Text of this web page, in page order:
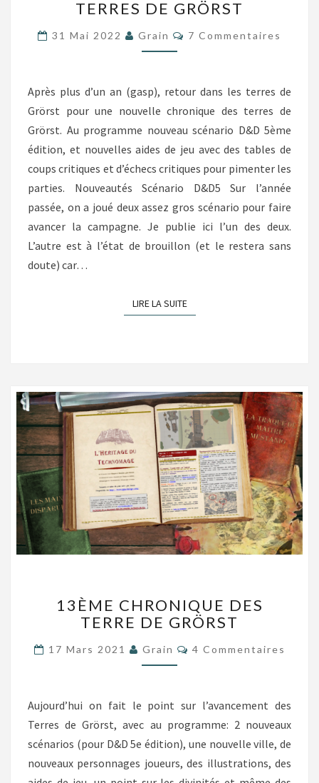
DES
DE
GRÖRST
TERRES DE GRÖRST
31 Mai 2022 Grain Commentaires
7 Commentaires
Après plus d’un an (gasp), retour dans les terres de
Grörst pour une nouvelle chronique des terres de
Grörst. Au programme nouveau scénario D&D 5ème
édition, et nouvelles aides de jeu avec des tables de
coups critiques et d’échecs critiques pour pimenter les
parties. Nouveautés Scénario D&D5 Sur l’année
passée, on a joué deux assez gros scénario pour faire
avancer la campagne. Je publie ici l’un des deux.
L’autre est à l’état de brouillon (et le restera sans
doute) car…
LIRE LA SUITELIRE LA SUITE
CHRONIQUE
DES
DE
GRÖRST
13ÈME CHRONIQUE DES
TERRE DE GRÖRST
17 Mars 2021 Grain Commentaires
4 Commentaires
Aujourd’hui on fait le point sur l’avancement des
Terres de Grörst, avec au programme: 2 nouveaux
scénarios (pour D&D 5e édition), une nouvelle ville, de
nouveaux personnages joueurs, des illustrations, des